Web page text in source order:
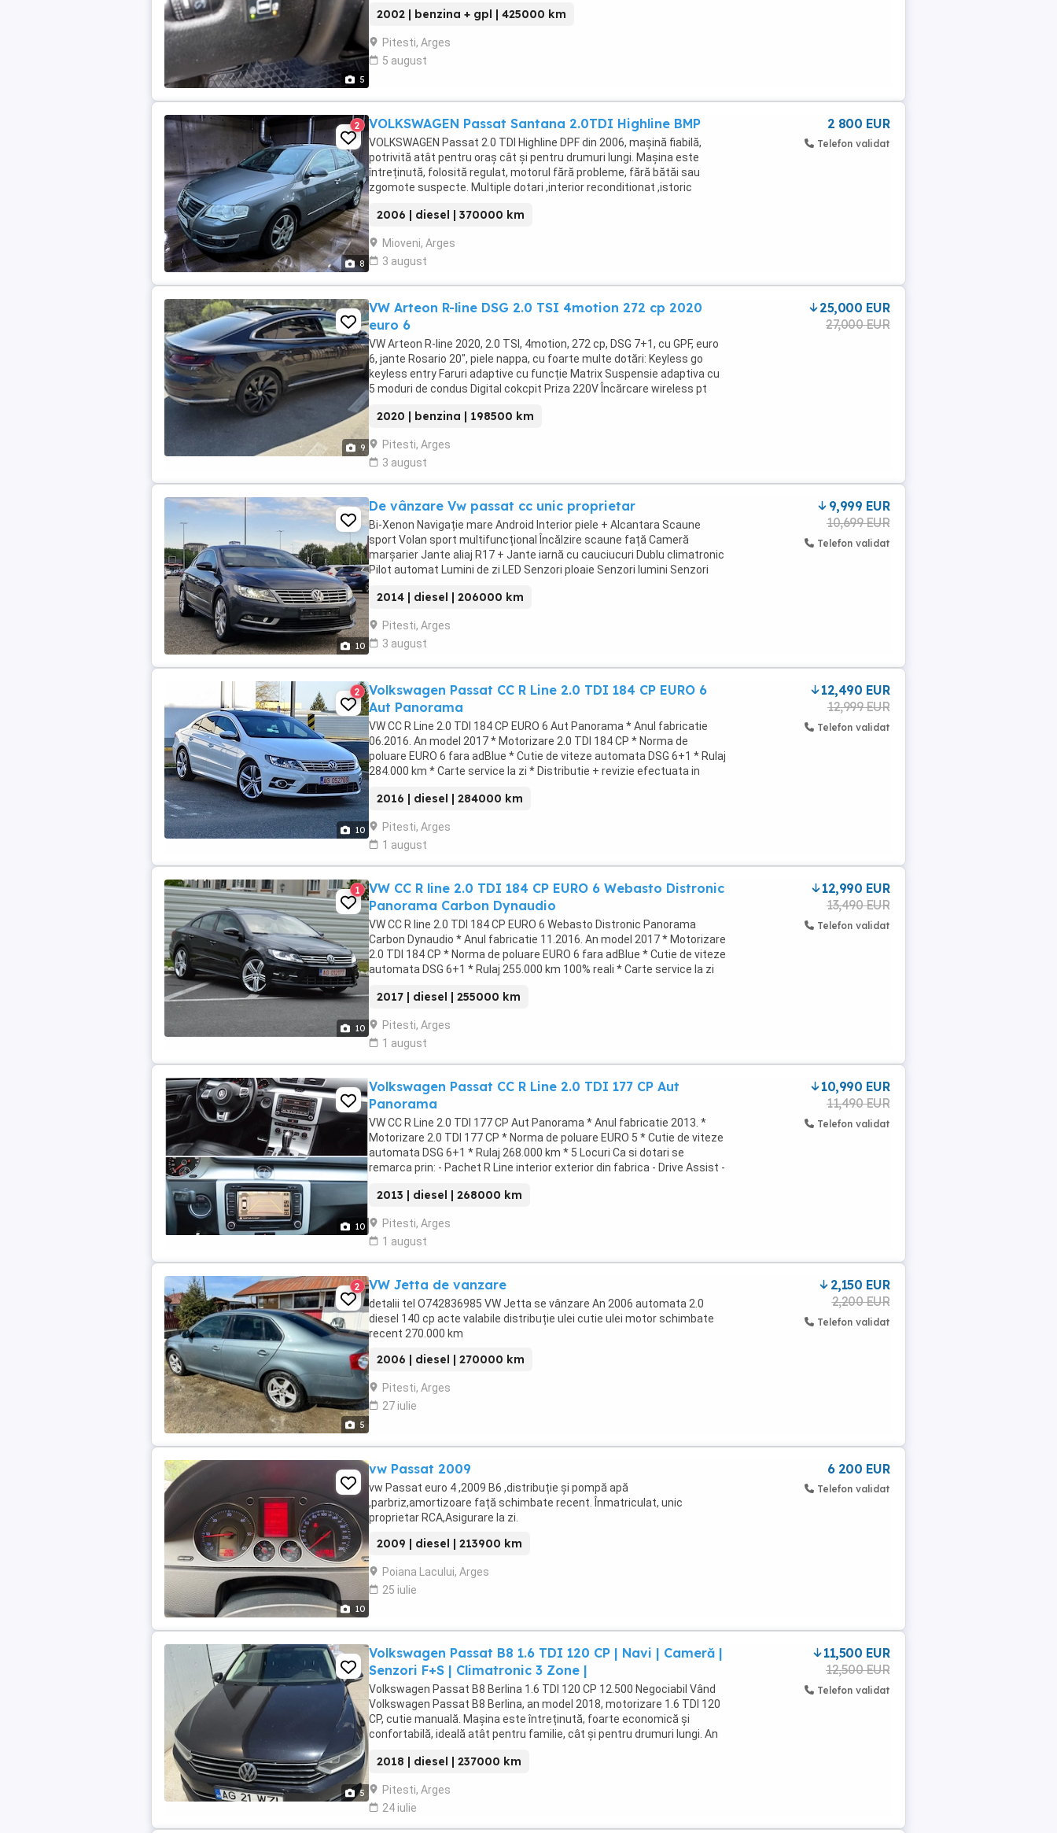
5
2002 | benzina + gpl | 425000 km
Pitesti, Arges
5 august
8
2 VOLKSWAGEN Passat Santana 2.0TDI Highline BMP
VOLKSWAGEN Passat 2.0 TDI Highline DPF din 2006, mașină fiabilă,
potrivită atât pentru oraș cât și pentru drumuri lungi. Mașina este
întreținută, folosită regulat, motorul fără probleme, fără bătăi sau
zgomote suspecte. Multiple dotari ,interior reconditionat ,istoric
2006 | diesel | 370000 km
Mioveni, Arges
3 august
2 800 EUR
Telefon validat
9
VW Arteon R-line DSG 2.0 TSI 4motion 272 cp 2020
euro 6
VW Arteon R-line 2020, 2.0 TSI, 4motion, 272 cp, DSG 7+1, cu GPF, euro
6, jante Rosario 20", piele nappa, cu foarte multe dotări: Keyless go
keyless entry Faruri adaptive cu funcție Matrix Suspensie adaptiva cu
5 moduri de condus Digital cokcpit Priza 220V Încărcare wireless pt
2020 | benzina | 198500 km
Pitesti, Arges
3 august
25,000 EUR
27,000 EUR
10
De vânzare Vw passat cc unic proprietar
Bi-Xenon Navigație mare Android Interior piele + Alcantara Scaune
sport Volan sport multifuncțional Încălzire scaune față Cameră
marșarier Jante aliaj R17 + Jante iarnă cu cauciucuri Dublu climatronic
Pilot automat Lumini de zi LED Senzori ploaie Senzori lumini Senzori
2014 | diesel | 206000 km
Pitesti, Arges
3 august
9,999 EUR
10,699 EUR
Telefon validat
10
2
Volkswagen Passat CC R Line 2.0 TDI 184 CP EURO 6
Aut Panorama
VW CC R Line 2.0 TDI 184 CP EURO 6 Aut Panorama * Anul fabricatie
06.2016. An model 2017 * Motorizare 2.0 TDI 184 CP * Norma de
poluare EURO 6 fara adBlue * Cutie de viteze automata DSG 6+1 * Rulaj
284.000 km * Carte service la zi * Distributie + revizie efectuata in
2016 | diesel | 284000 km
Pitesti, Arges
1 august
12,490 EUR
12,999 EUR
Telefon validat
10
1
VW CC R line 2.0 TDI 184 CP EURO 6 Webasto Distronic
Panorama Carbon Dynaudio
VW CC R line 2.0 TDI 184 CP EURO 6 Webasto Distronic Panorama
Carbon Dynaudio * Anul fabricatie 11.2016. An model 2017 * Motorizare
2.0 TDI 184 CP * Norma de poluare EURO 6 fara adBlue * Cutie de viteze
automata DSG 6+1 * Rulaj 255.000 km 100% reali * Carte service la zi
2017 | diesel | 255000 km
Pitesti, Arges
1 august
12,990 EUR
13,490 EUR
Telefon validat
10
Volkswagen Passat CC R Line 2.0 TDI 177 CP Aut
Panorama
VW CC R Line 2.0 TDI 177 CP Aut Panorama * Anul fabricatie 2013. *
Motorizare 2.0 TDI 177 CP * Norma de poluare EURO 5 * Cutie de viteze
automata DSG 6+1 * Rulaj 268.000 km * 5 Locuri Ca si dotari se
remarca prin: - Pachet R Line interior exterior din fabrica - Drive Assist -
2013 | diesel | 268000 km
Pitesti, Arges
1 august
10,990 EUR
11,490 EUR
Telefon validat
5
2 VW Jetta de vanzare
detalii tel O742836985 VW Jetta se vânzare An 2006 automata 2.0
diesel 140 cp acte valabile distribuție ulei cutie ulei motor schimbate
recent 270.000 km
2006 | diesel | 270000 km
Pitesti, Arges
27 iulie
2,150 EUR
2,200 EUR
Telefon validat
10
vw Passat 2009
vw Passat euro 4 ,2009 B6 ,distribuție și pompă apă
,parbriz,amortizoare față schimbate recent. Înmatriculat, unic
proprietar RCA,Asigurare la zi.
2009 | diesel | 213900 km
Poiana Lacului, Arges
25 iulie
6 200 EUR
Telefon validat
5
Volkswagen Passat B8 1.6 TDI 120 CP | Navi | Cameră |
Senzori F+S | Climatronic 3 Zone |
Volkswagen Passat B8 Berlina 1.6 TDI 120 CP 12.500 Negociabil Vând
Volkswagen Passat B8 Berlina, an model 2018, motorizare 1.6 TDI 120
CP, cutie manuală. Mașina este întreținută, foarte economică și
confortabilă, ideală atât pentru familie, cât și pentru drumuri lungi. An
2018 | diesel | 237000 km
Pitesti, Arges
24 iulie
11,500 EUR
12,500 EUR
Telefon validat